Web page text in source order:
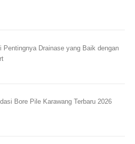
Pentingnya Drainase yang Baik dengan
Bore Pile Karawang Terbaru 2026